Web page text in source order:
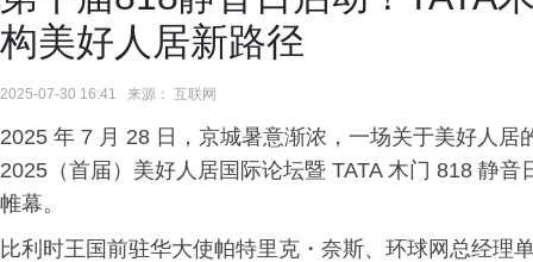
构美好人居新路径
2025-07-30 16:41 来源： 互联网
2025 年 7 月 28 日，京城暑意渐浓，一场关于美好人
2025（首届）美好人居国际论坛暨 TATA 木门 818 静
帷幕。
比利时王国前驻华大使帕特里克・奈斯、环球网总经理